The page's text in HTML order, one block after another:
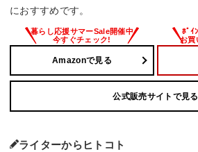
157 g
におすすめです。
Amazonで見る
公式販売サイトで見る
ライターからヒトコト